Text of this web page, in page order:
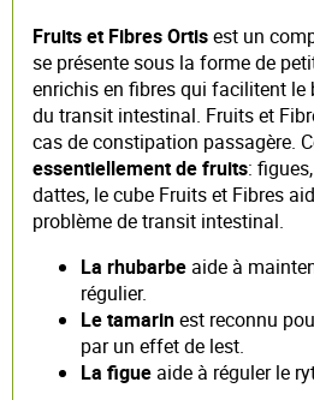
Fruits et Fibres Ortisest un
se présente sous la forme de
enrichis en fibres qui facilitent
du transit intestinal. Fruits et
cas de constipation passagère.
essentiellement de fruits:
dattes, le cube Fruits et Fibres
problème de transit intestinal.
La rhubarbe aide à
régulier.
Le tamarinest reconnu
par un effet de lest.
La figue aide à réguler le